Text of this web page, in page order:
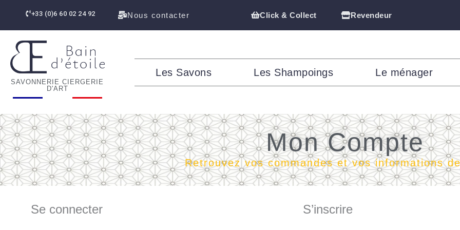
principal +33 (0)6 60 02 24 92 Nous contacter Click & Collect Revendeur
SAVONNERIE CIERGERIE
D'ART
Les Savons Les Shampoings Le ménager
Mon Compte
Retrouvez vos commandes et vos informations
Se connecterObligatoire S’inscrire